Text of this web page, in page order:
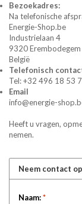
Bezoekadres:
Na telefonische
Energie-Shop.be
Industrielaan 4
9320 Erembodegem
België
Telefonisch
Tel: +32 496 18 53
Email
info@energie-
Heeft u vragen,
nemen.
Neem contact op
Naam:*